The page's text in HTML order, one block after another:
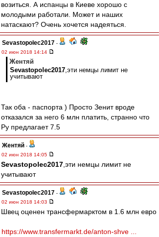
возиться. А испанцы в Киеве хорошо с
молодыми работали. Может и наших
натаскают? Очень хочется надеяться.
Sevastopolec2017 -
02 июн 2018 14:14
Жентяй
Sevastopolec2017,эти немцы лимит не
учитывают
Так оба - паспорта ) Просто Зенит вроде
отказался за него 6 млн платить, странно что
Ру предлагает 7.5
Жентяй -
02 июн 2018 14:05
Sevastopolec2017 ,эти немцы лимит не
учитывают
Sevastopolec2017 -
02 июн 2018 14:03
Швец оценен трансфермарктом в 1.6 млн евро
https://www.transfermarkt.de/anton-shve ...